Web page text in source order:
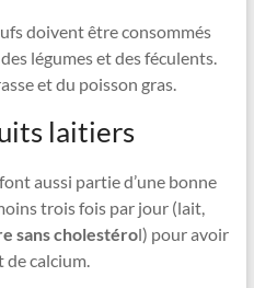
doivent être consommés
légumes et des féculents.
et du poisson gras.
laitiers
aussi partie d’une bonne
trois fois par jour (lait,
sans cholestérol) pour avoir
calcium.